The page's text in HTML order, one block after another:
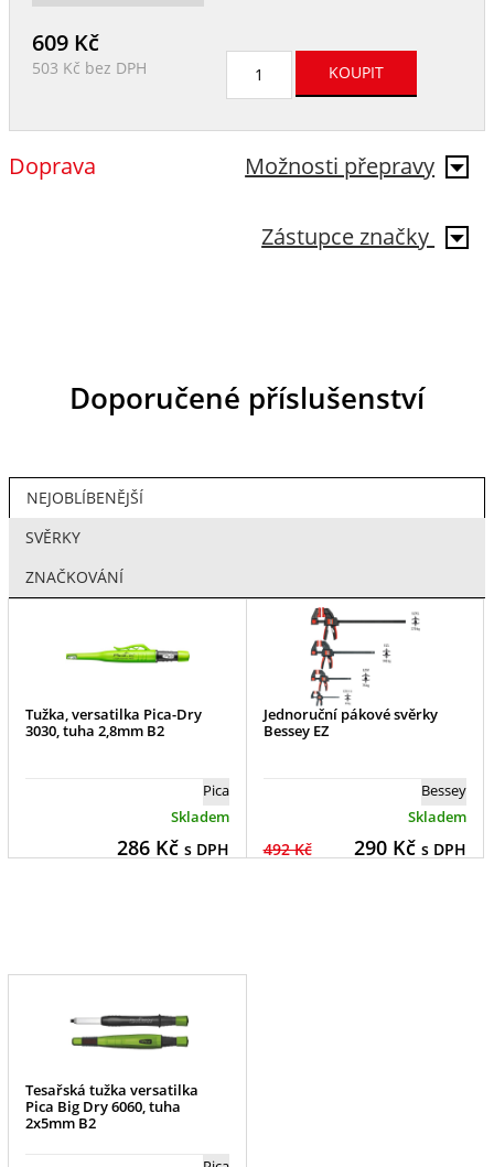
609Kč
503 Kč bez DPH
Možnosti přepravy
Doprava
Zástupce značky
Doporučené příslušenství
NEJOBLÍBENĚJŠÍ
SVĚRKY
ZNAČKOVÁNÍ
Tužka, versatilka Pica-Dry
3030, tuha 2,8mm B2
Pica
Skladem
286Kč s DPH
Jednoruční pákové svěrky
Bessey EZ
Bessey
Skladem
492 Kč 290Kč s DPH
Tesařská tužka versatilka
Pica Big Dry 6060, tuha
2x5mm B2